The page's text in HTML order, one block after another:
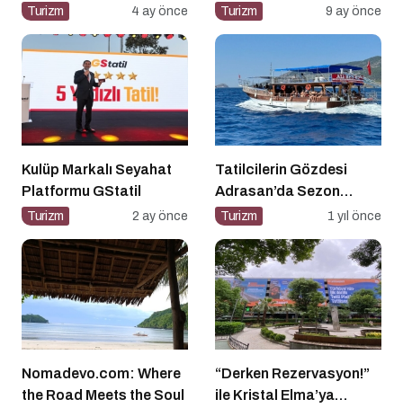
Turizm 4 ay önce Turizm 9 ay önce
Kulüp Markalı Seyahat
Platformu GStatil
Turizm 2 ay önce
Tatilcilerin Gözdesi
Adrasan’da Sezon
Açıldı!
Turizm 1 yıl önce
Nomadevo.com: Where
the Road Meets the Soul
“Derken Rezervasyon!”
ile Kristal Elma’ya